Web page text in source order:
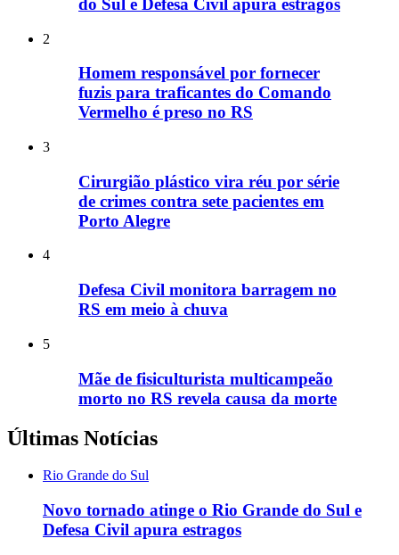
do Sul e Defesa Civil apura estragos
2
Homem responsável por fornecer
fuzis para traficantes do Comando
Vermelho é preso no RS
3
Cirurgião plástico vira réu por série
de crimes contra sete pacientes em
Porto Alegre
4
Defesa Civil monitora barragem no
RS em meio à chuva
5
Mãe de fisiculturista multicampeão
morto no RS revela causa da morte
Últimas Notícias
Rio Grande do Sul
Novo tornado atinge o Rio Grande do Sul e
Defesa Civil apura estragos